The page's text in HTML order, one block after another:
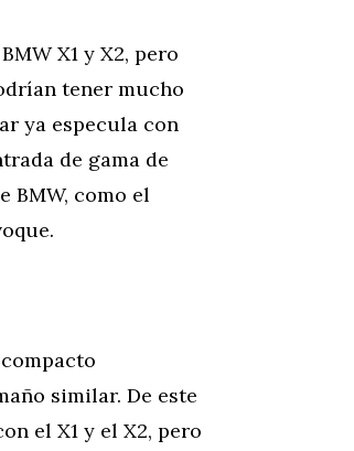
X1 y X2, pero
tener mucho
ya especula con
de gama de
BMW, como el
similar. De este
el X1 y el X2, pero